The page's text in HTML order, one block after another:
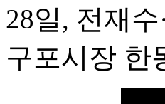
28일, 전재
구포시장 한